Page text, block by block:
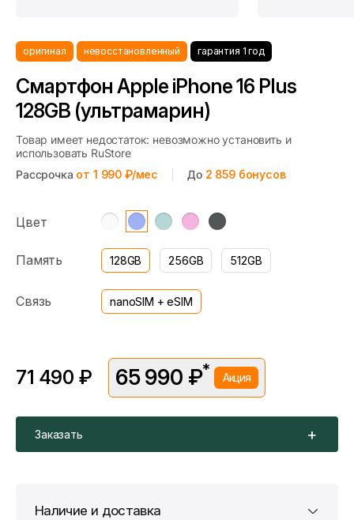
оригинал невосстановленный гарантия 1 год
Смартфон Apple iPhone 16 Plus
128GB (ультрамарин)
Товар имеет недостаток: невозможно установить и
использовать RuStore
Рассрочка от 1 990 ₽/мес До 2 859бонусов
Цвет
Память 128GB 256GB 512GB
Связь nanoSIM + eSIM
71 490 ₽ 65 990 ₽* Акция
Цена без скидки —71 490 ₽. Подробности уточняйте у
консультантов.
Заказать
Наличие и доставка